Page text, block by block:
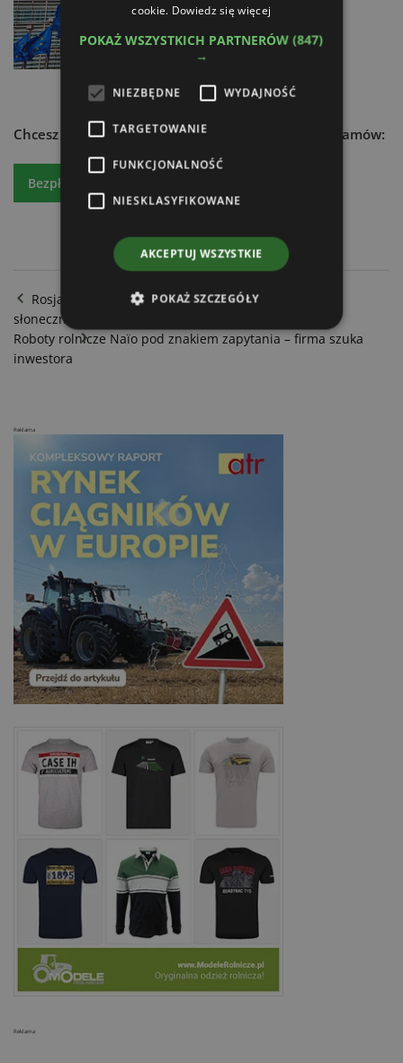
29.01.2025
Chcesz dowiedzieć się więcej? Czytaj atr express - zamów:
Bezpłatny egzemplarz
Rosja utrzyma pozycję lidera w światowej produkcji
słonecznika
Roboty rolnicze Naïo pod znakiem zapytania – firma szuka
inwestora
Reklama
Reklama
cookie. Dowiedz się więcej
POKAŻ WSZYSTKICH PARTNERÓW(847)
→
NIEZBĘDNE WYDAJNOŚĆ
TARGETOWANIE
FUNKCJONALNOŚĆ
NIESKLASYFIKOWANE
AKCEPTUJ WSZYSTKIE
POKAŻ SZCZEGÓŁY